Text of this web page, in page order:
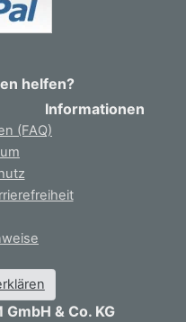
helfen?
Informationen
(FAQ)
& Co. KG